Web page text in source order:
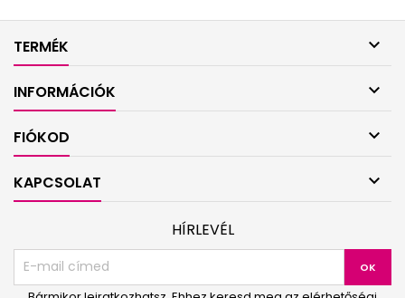
TERMÉK 
INFORMÁCIÓK 
FIÓKOD 
KAPCSOLAT 
HÍRLEVÉL